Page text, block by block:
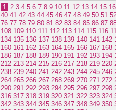
1 2 3 4 5 6 7 8 9 10 11 12 13 14 15 16
40 41 42 43 44 45 46 47 48 49 50 51
76 77 78 79 80 81 82 83 84 85 86 87
108 109 110 111 112 113 114 115 116
134 135 136 137 138 139 140 141 142
160 161 162 163 164 165 166 167 168
186 187 188 189 190 191 192 193 194
212 213 214 215 216 217 218 219 220
238 239 240 241 242 243 244 245 246
264 265 266 267 268 269 270 271 272
290 291 292 293 294 295 296 297 298
316 317 318 319 320 321 322 323 324
342 343 344 345 346 347 348 349 350